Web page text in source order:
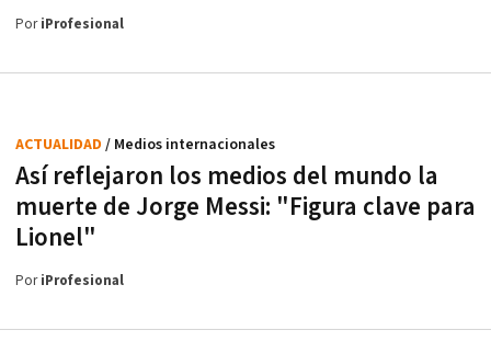
PoriProfesional
Así reflejaron los medios del mundo la
muerte de Jorge Messi: "Figura clave para
Lionel"
ACTUALIDAD / Medios internacionales
PoriProfesional